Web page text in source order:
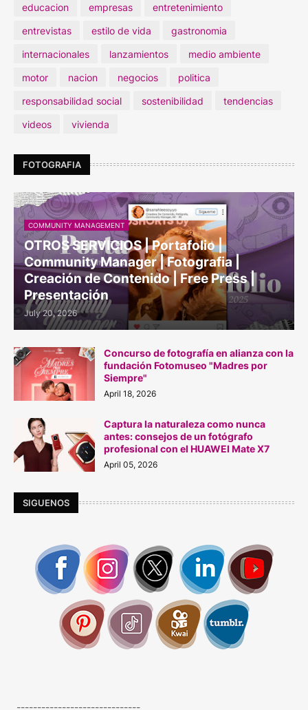
educacion
empresas
entretenimiento
entrevistas
estilo de vida
gastronomia
internacionales
lanzamientos
medio ambiente
motor
nacion negocios
politica
responsabilidad social
sostenibilidad
tendencias
videos
vivienda
FOTOGRAFIA
COMMUNITY MANAGEMENT
OTROS SERVICIOS | Portafolio |
Community Manager | Fotografia |
Creación de Contenido | Free Press |
Presentación
July 20, 2026
Concurso de fotografía en alianza con la
fundación Fotomuseo "Madres por
Siempre"
April 18, 2026
Captura la naturaleza como nunca
antes: consejos de un fotógrafo
profesional con el HUAWEI Mate X7
April 05, 2026
SIGUENOS
------------------------------